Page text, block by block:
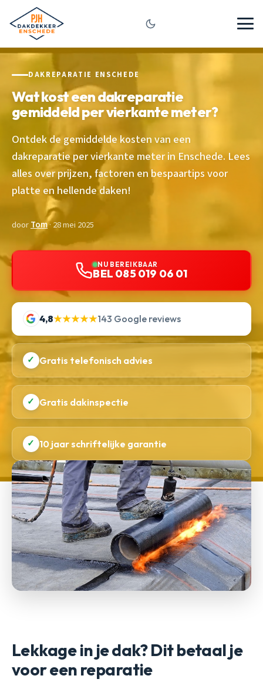
DAKREPARATIE ENSCHEDE
Wat kost een dakreparatie
gemiddeld per vierkante meter?
Ontdek de gemiddelde kosten van een
dakreparatie per vierkante meter in Enschede. Lees
alles over prijzen, factoren en bespaartips voor
platte en hellende daken!
doorTom· 28 mei 2025
NU BEREIKBAAR
BEL 085 019 06 01
4,8★★★★★143 Google reviews
✓ Gratis telefonisch advies
✓ Gratis dakinspectie
✓ 10 jaar schriftelijke garantie
Lekkage in je dak? Dit betaal je
voor een reparatie